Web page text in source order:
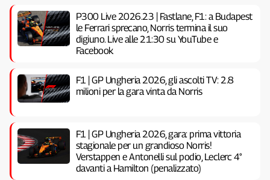
P300 Live 2026.23 | Fastlane, F1: a Budapest
le Ferrari sprecano, Norris termina il suo
digiuno. Live alle 21:30 su YouTube e
Facebook
F1 | GP Ungheria 2026, gli ascolti TV: 2.8
milioni per la gara vinta da Norris
F1 | GP Ungheria 2026, gara: prima vittoria
stagionale per un grandioso Norris!
Verstappen e Antonelli sul podio, Leclerc 4°
davanti a Hamilton (penalizzato)